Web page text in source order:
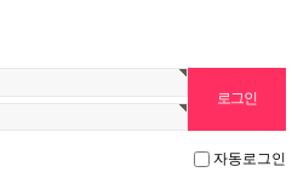
자동로그인